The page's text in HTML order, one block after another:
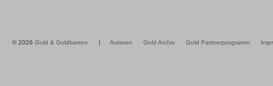
© 2026 Gold & Goldbarren | Autoren Gold Archiv Gold Partnerprogramm